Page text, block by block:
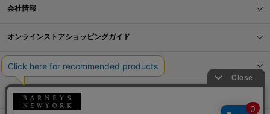
会社情報
オンラインストアショッピングガイド
店舗情報
サービス